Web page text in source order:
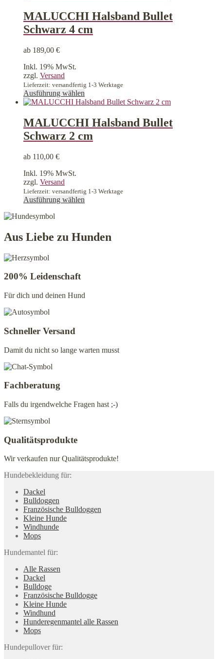
Varianten
auf.
Die
gewählt
MALUCCHI Halsband Bullet
Schwarz 4 cm
ab 189,00 €
Inkl. 19% MwSt.
zzgl. Versand
Lieferzeit: versandfertig 1-3 Werktage
Ausführung wählen
Produkt
mehrere
Varianten
auf.
Produktseite
MALUCCHI Halsband Bullet
Schwarz 2 cm
ab 110,00 €
Inkl. 19% MwSt.
zzgl. Versand
Lieferzeit: versandfertig 1-3 Werktage
Ausführung wählen
Varianten
auf.
Produktseite
Aus Liebe zu Hunden
200% Leidenschaft
Für dich und deinen Hund
Schneller Versand
Damit du nicht so lange warten musst
Fachberatung
Falls du irgendwelche Fragen hast ;-)
Qualitätsprodukte
Wir verkaufen nur Qualitätsprodukte!
Hundebekleidung für:
Dackel
Bulldoggen
Französische Bulldoggen
Kleine Hunde
Windhunde
Mops
Hundemantel für:
Alle Rassen
Dackel
Bulldoge
Französische Bulldogge
Kleine Hunde
Windhund
Hunderegenman­tel alle Rassen
Mops
Hundepullover für: